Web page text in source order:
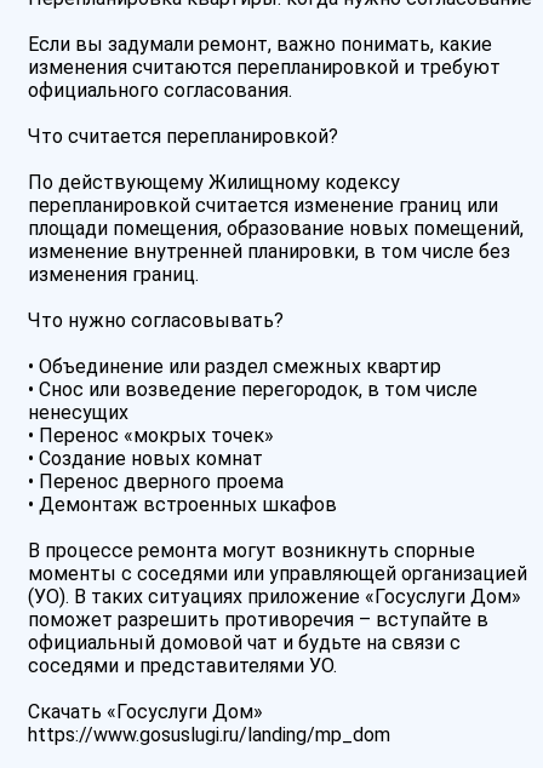
Если вы задумали ремонт, важно понимать, какие
изменения считаются перепланировкой и требуют
официального согласования.
Что считается перепланировкой?
По действующему Жилищному кодексу
перепланировкой считается изменение границ или
площади помещения, образование новых помещений,
изменение внутренней планировки, в том числе без
изменения границ.
Что нужно согласовывать?
• Объединение или раздел смежных квартир
• Снос или возведение перегородок, в том числе
ненесущих
• Перенос «мокрых точек»
• Создание новых комнат
• Перенос дверного проема
• Демонтаж встроенных шкафов
В процессе ремонта могут возникнуть спорные
моменты с соседями или управляющей организацией
(УО). В таких ситуациях приложение «Госуслуги Дом»
поможет разрешить противоречия – вступайте в
официальный домовой чат и будьте на связи с
соседями и представителями УО.
Скачать «Госуслуги Дом»
https://www.gosuslugi.ru/landing/mp_dom